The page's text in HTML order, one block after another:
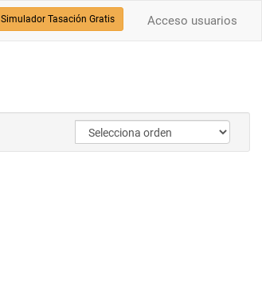
Acceso usuarios
Simulador Tasación Gratis